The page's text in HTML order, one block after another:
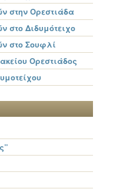
στην Ορεστιάδα
στο Διδυμότειχο
στο Σουφλί
Ορεστιάδος